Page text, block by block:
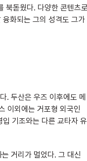
북돋웠다. 다양한 콘텐츠
화되는 그의 성격도 그가
. 두산은 우즈 이후에도 메
이외에는 거포형 외국인
기조와는 다른 교타자 유
거리가 멀었다. 그 대신